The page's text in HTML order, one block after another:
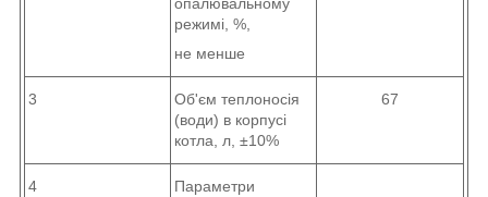
опалювальному
режимі, %,
не менше
3
Об'єм теплоносія
(води) в корпусі
котла, л, ±10%
67
4
Параметри